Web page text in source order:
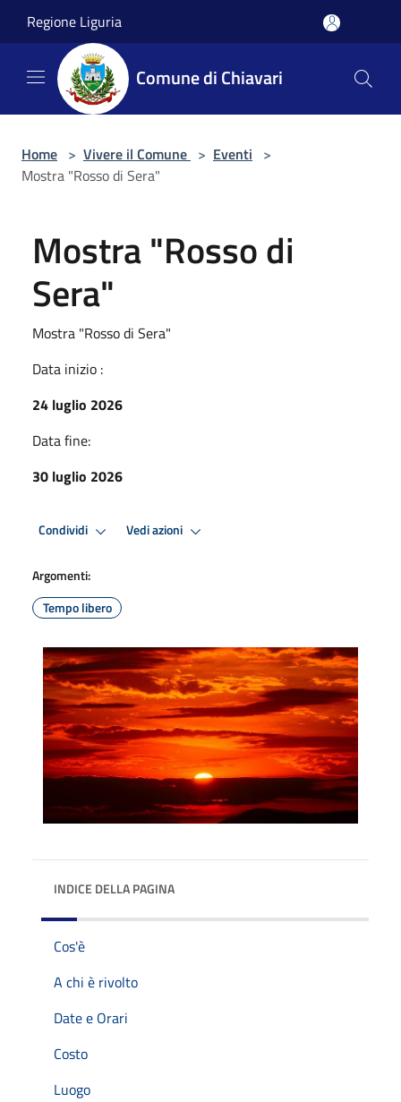
Regione Liguria
Comune di Chiavari
Home > Vivere il Comune > Eventi >
Mostra "Rosso di Sera"
Mostra "Rosso di
Sera"
Mostra "Rosso di Sera"
Data inizio :
24 luglio 2026
Data fine:
30 luglio 2026
Condividi Vedi azioni
Argomenti:
Tempo libero
INDICE DELLA PAGINA
Cos'è
A chi è rivolto
Date e Orari
Costo
Luogo